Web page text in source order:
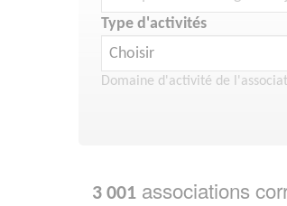
Type d'activités
Domaine d'activité de
3 001 associations